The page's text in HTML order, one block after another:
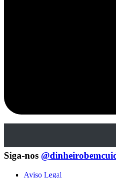
Siga-nos
Aviso Legal